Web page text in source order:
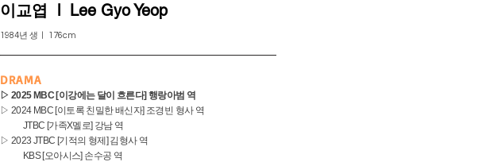
​이교엽 l Lee Gyo Yeop
1984년 생ㅣ 176cm
DRAMA
▷ 2025 MBC [이강에는 달이 흐른다] 행랑아범 역
▷ 2024 MBC [이토록 친밀한 배신자] 조경빈 형사 역
JTBC [가족X멜로] 강남 역
▷ 2023 JTBC [기적의 형제] 김형사 역
KBS [오아시스] 손수공 역